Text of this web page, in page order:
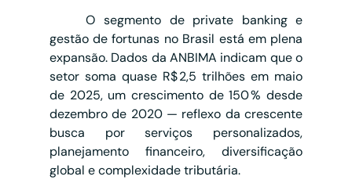
	O segmento de private banking e
gestão de fortunas no Brasil está em plena
expansão. Dados da ANBIMA indicam que o
setor soma quase R$ 2,5 trilhões em maio
de 2025, um crescimento de 150 % desde
dezembro de 2020 — reflexo da crescente
busca por serviços personalizados,
planejamento financeiro, diversificação
global e complexidade tributária.